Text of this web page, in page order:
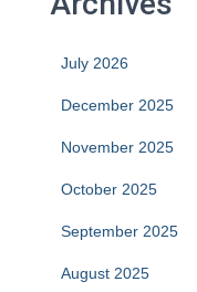
July 2026
December 2025
November 2025
October 2025
September 2025
August 2025